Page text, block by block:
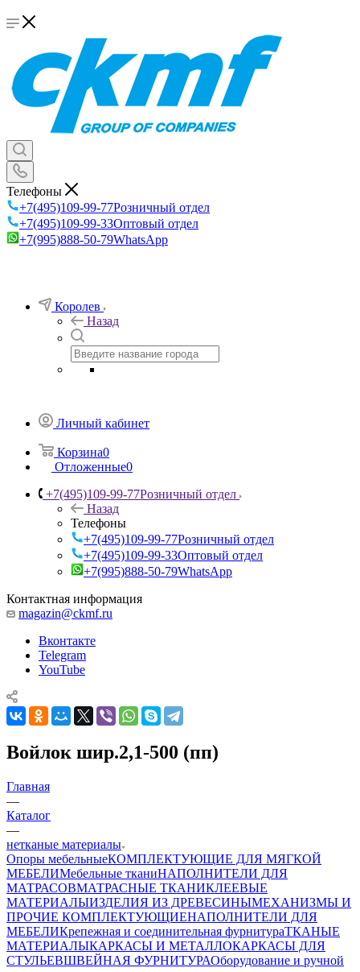
Телефоны
+7(495)109-99-77Розничный отдел
+7(495)109-99-33Оптовый отдел
+7(995)888-50-79WhatsApp
Королев
Назад
Личный кабинет
Корзина0
Отложенные0
+7(495)109-99-77Розничный отдел
Назад
Телефоны
+7(495)109-99-77Розничный отдел
+7(495)109-99-33Оптовый отдел
+7(995)888-50-79WhatsApp
Контактная информация
magazin@ckmf.ru
Вконтакте
Telegram
YouTube
Войлок шир.2,1-500 (пп)
Главная
—
Каталог
—
нетканые материалы
Опоры мебельныеКОМПЛЕКТУЮЩИЕ ДЛЯ МЯГКОЙ
МЕБЕЛИМебельные тканиНАПОЛНИТЕЛИ ДЛЯ
МАТРАСОВМАТРАСНЫЕ ТКАНИКЛЕЕВЫЕ
МАТЕРИАЛЫИЗДЕЛИЯ ИЗ ДРЕВЕСИНЫМЕХАНИЗМЫ И
ПРОЧИЕ КОМПЛЕКТУЮЩИЕНАПОЛНИТЕЛИ ДЛЯ
МЕБЕЛИКрепежная и соединительная фурнитураТКАНЫЕ
МАТЕРИАЛЫКАРКАСЫ И МЕТАЛЛОКАРКАСЫ ДЛЯ
СТУЛЬЕВШВЕЙНАЯ ФУРНИТУРАОборудование и ручной